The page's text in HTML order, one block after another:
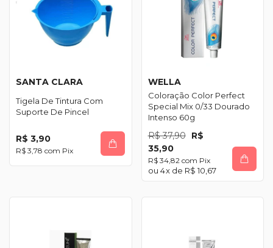
SANTA CLARA
Tigela De Tintura Com
Suporte De Pincel
R$ 3,90
R$ 3,78 com Pix
WELLA
Coloração Color Perfect
Special Mix 0/33 Dourado
Intenso 60g
R$ 37,90 R$
35,90
R$ 34,82 com Pix
4x de R$ 10,67